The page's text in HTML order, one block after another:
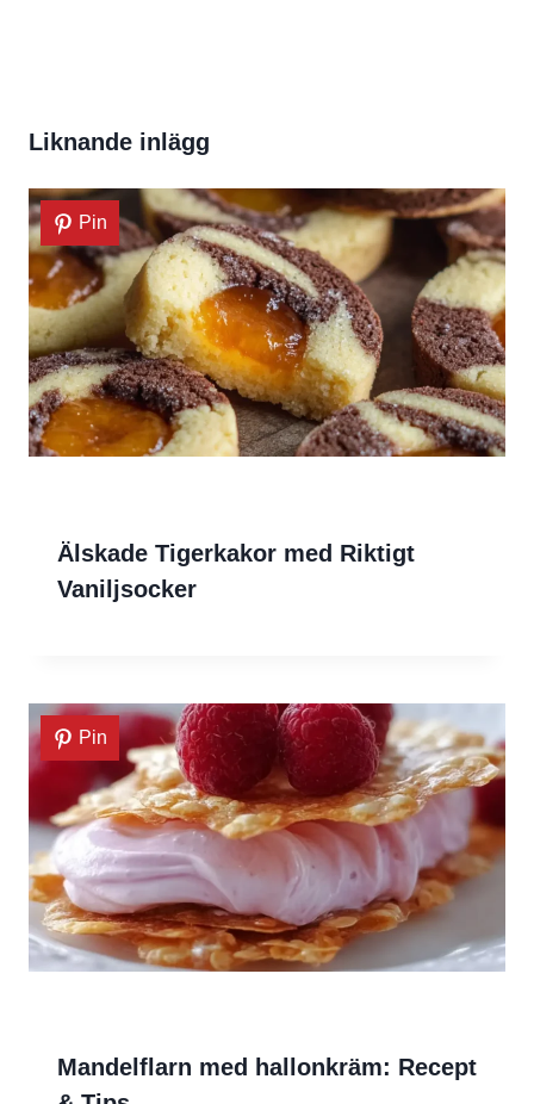
Liknande inlägg
Pin
Älskade Tigerkakor med Riktigt
Vaniljsocker
Pin
Mandelflarn med hallonkräm: Recept